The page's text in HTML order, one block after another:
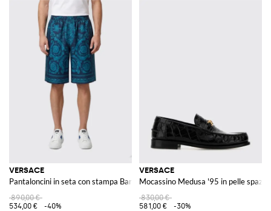
VERSACE
Pantaloncini in seta con stampa Baroque
890,00 €
534,00 €
-40%
VERSACE
Mocassino Medusa '95 in pelle
830,00 €
581,00 €
-30%